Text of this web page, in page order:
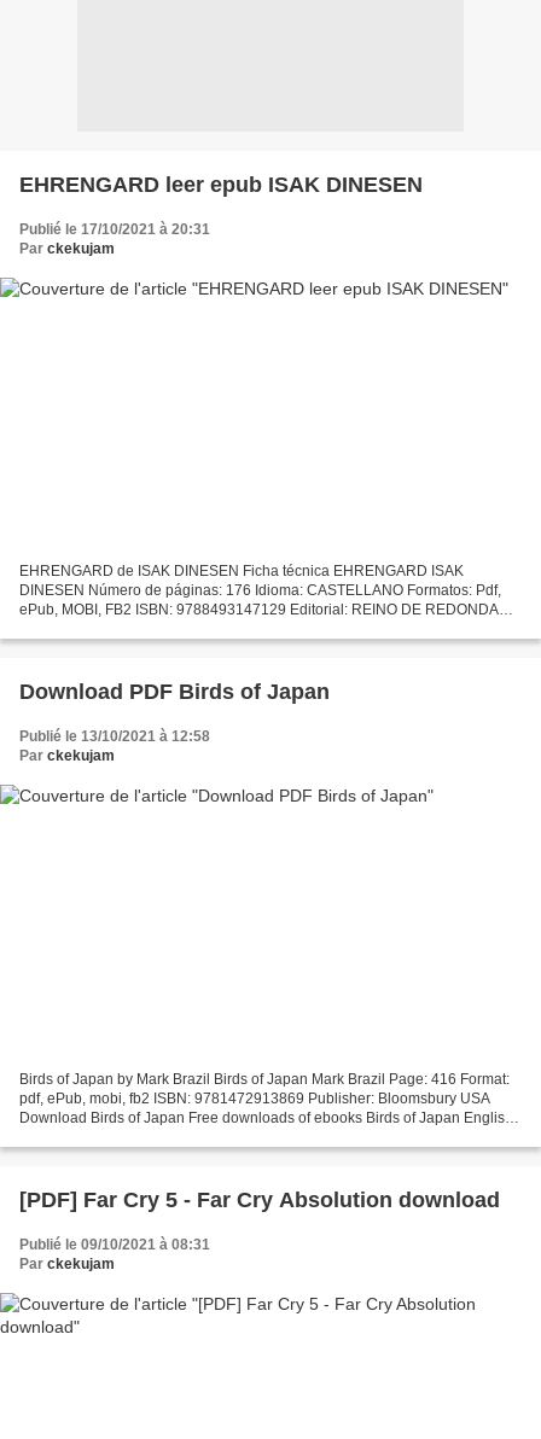
EHRENGARD leer epub ISAK DINESEN
Publié le 17/10/2021 à 20:31
Par ckekujam
EHRENGARD de ISAK DINESEN Ficha técnica EHRENGARD ISAK
DINESEN Número de páginas: 176 Idioma: CASTELLANO Formatos: Pdf,
ePub, MOBI, FB2 ISBN: 9788493147129 Editorial: REINO DE REDONDA
Download PDF Birds of Japan
Publié le 13/10/2021 à 12:58
Par ckekujam
Birds of Japan by Mark Brazil Birds of Japan Mark Brazil Page: 416 Format:
pdf, ePub, mobi, fb2 ISBN: 9781472913869 Publisher: Bloomsbury USA
Download Birds of Japan Free downloads of ebooks Birds of Japan English
[PDF] Far Cry 5 - Far Cry Absolution download
Publié le 09/10/2021 à 08:31
Par ckekujam